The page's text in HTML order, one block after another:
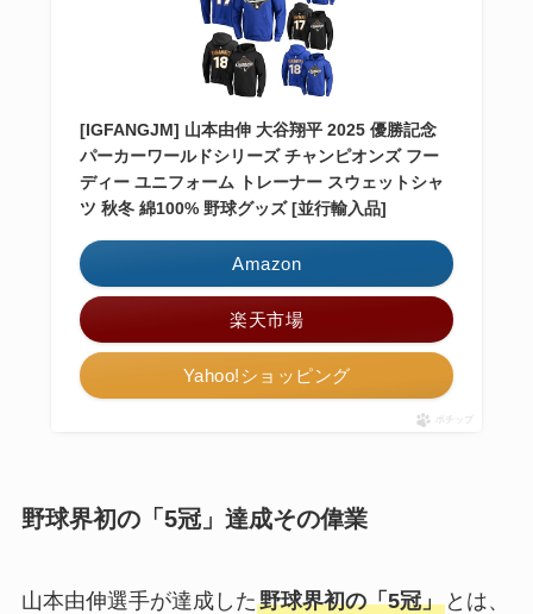
[IGFANGJM] 山本由伸 大谷翔平 2025 優勝記念
パーカーワールドシリーズ チャンピオンズ フー
ディー ユニフォーム トレーナー スウェットシャ
ツ 秋冬 綿100% 野球グッズ [並行輸入品]
Amazon
楽天市場
Yahoo!ショッピング
ポチップ
野球界初の「5冠」達成その偉業
山本由伸選手が達成した野球界初の「5冠」とは、